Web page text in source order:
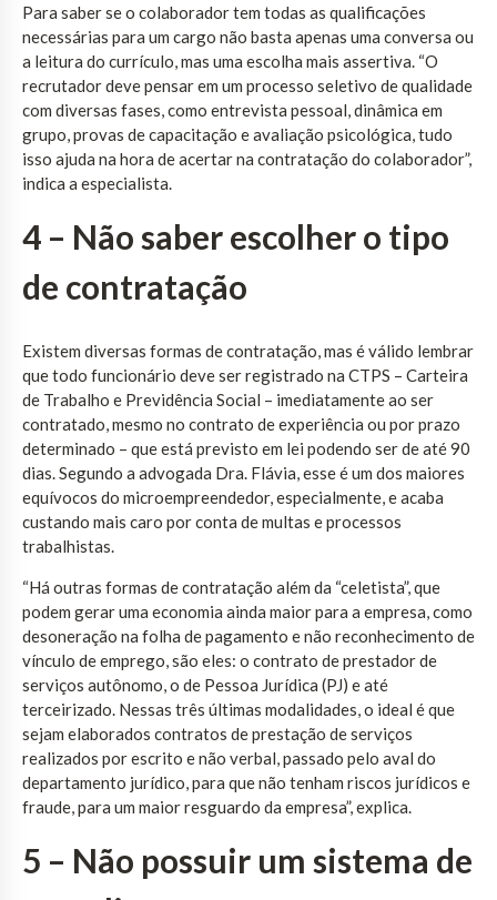
Para saber se o colaborador tem todas as qualificações
necessárias para um cargo não basta apenas uma conversa ou
a leitura do currículo, mas uma escolha mais assertiva. “O
recrutador deve pensar em um processo seletivo de qualidade
com diversas fases, como entrevista pessoal, dinâmica em
grupo, provas de capacitação e avaliação psicológica, tudo
isso ajuda na hora de acertar na contratação do colaborador”,
indica a especialista.
4 – Não saber escolher o tipo
de contratação
Existem diversas formas de contratação, mas é válido lembrar
que todo funcionário deve ser registrado na CTPS – Carteira
de Trabalho e Previdência Social – imediatamente ao ser
contratado, mesmo no contrato de experiência ou por prazo
determinado – que está previsto em lei podendo ser de até 90
dias. Segundo a advogada Dra. Flávia, esse é um dos maiores
equívocos do microempreendedor, especialmente, e acaba
custando mais caro por conta de multas e processos
trabalhistas.
“Há outras formas de contratação além da “celetista”, que
podem gerar uma economia ainda maior para a empresa, como
desoneração na folha de pagamento e não reconhecimento de
vínculo de emprego, são eles: o contrato de prestador de
serviços autônomo, o de Pessoa Jurídica (PJ) e até
terceirizado. Nessas três últimas modalidades, o ideal é que
sejam elaborados contratos de prestação de serviços
realizados por escrito e não verbal, passado pelo aval do
departamento jurídico, para que não tenham riscos jurídicos e
fraude, para um maior resguardo da empresa”, explica.
5 – Não possuir um sistema de